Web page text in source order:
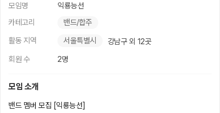
모임명
익룡능선
카테고리
밴드/합주
활동 지역
서울특별시
강남구 외 12곳
회원 수
2명
모임 소개
밴드 멤버 모집 [익룡능선]